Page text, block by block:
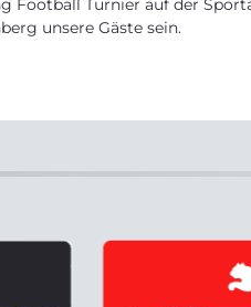
Football Turnier auf der
unsere Gäste sein.